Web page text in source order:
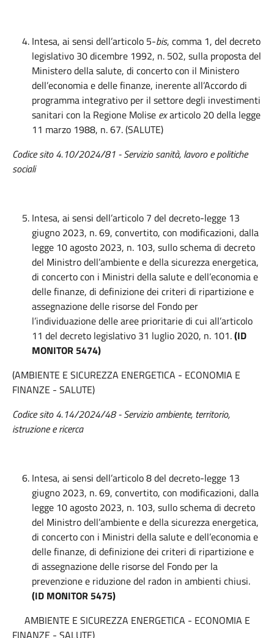
Intesa, ai sensi dell’articolo 5-bis, comma 1, del decreto
legislativo 30 dicembre 1992, n. 502, sulla proposta del
Ministero della salute, di concerto con il Ministero
dell’economia e delle finanze, inerente all’Accordo di
programma integrativo per il settore degli investimenti
sanitari con la Regione Molise exarticolo 20 della legge
11 marzo 1988, n. 67. (SALUTE)
Codice sito 4.10/2024/81 - Servizio sanità, lavoro e politiche
sociali
Intesa, ai sensi dell’articolo 7 del decreto-legge 13
giugno 2023, n. 69, convertito, con modificazioni, dalla
legge 10 agosto 2023, n. 103, sullo schema di decreto
del Ministro dell’ambiente e della sicurezza energetica,
di concerto con i Ministri della salute e dell’economia e
delle finanze, di definizione dei criteri di ripartizione e
assegnazione delle risorse del Fondo per
l’individuazione delle aree prioritarie di cui all’articolo
11 del decreto legislativo 31 luglio 2020, n. 101.(ID
MONITOR 5474)
(AMBIENTE E SICUREZZA ENERGETICA - ECONOMIA E
FINANZE - SALUTE)
Codice sito 4.14/2024/48 - Servizio ambiente, territorio,
istruzione e ricerca
Intesa, ai sensi dell’articolo 8 del decreto-legge 13
giugno 2023, n. 69, convertito, con modificazioni, dalla
legge 10 agosto 2023, n. 103, sullo schema di decreto
del Ministro dell’ambiente e della sicurezza energetica,
di concerto con i Ministri della salute e dell’economia e
delle finanze, di definizione dei criteri di ripartizione e
di assegnazione delle risorse del Fondo per la
prevenzione e riduzione del radon in ambienti chiusi.
(ID MONITOR 5475)
AMBIENTE E SICUREZZA ENERGETICA - ECONOMIA E
FINANZE - SALUTE)